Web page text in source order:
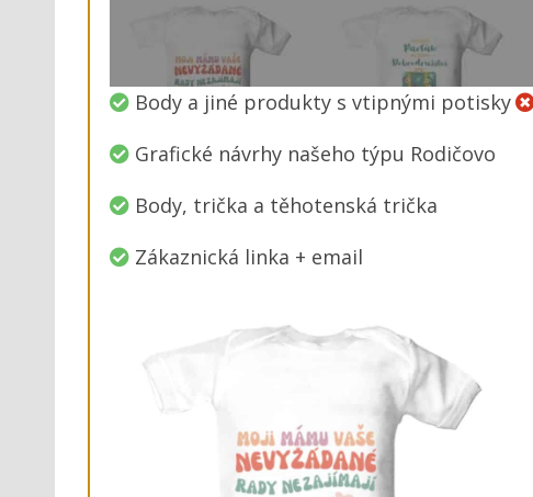
Body a jiné produkty s vtipnými potisky
Grafické návrhy našeho týpu Rodičovo
Body, trička a těhotenská trička
Zákaznická linka + email